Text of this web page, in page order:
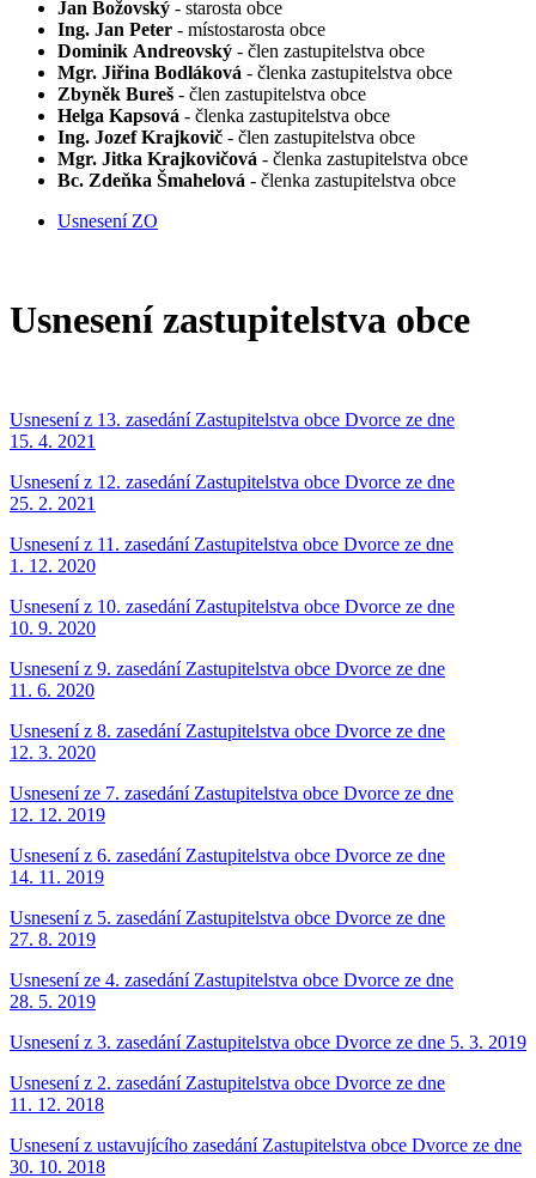
Jan Božovský - starosta obce
Ing. Jan Peter - místostarosta obce
Dominik Andreovský - člen zastupitelstva obce
Mgr. Jiřina Bodláková - členka zastupitelstva obce
Zbyněk Bureš - člen zastupitelstva obce
Helga Kapsová - členka zastupitelstva obce
Ing. Jozef Krajkovič - člen zastupitelstva obce
Mgr. Jitka Krajkovičová - členka zastupitelstva obce
Bc. Zdeňka Šmahelová - členka zastupitelstva obce
Usnesení ZO
Usnesení zastupitelstva obce
Usnesení z 13. zasedání Zastupitelstva obce Dvorce ze dne
15. 4. 2021
Usnesení z 12. zasedání Zastupitelstva obce Dvorce ze dne
25. 2. 2021
Usnesení z 11. zasedání Zastupitelstva obce Dvorce ze dne
1. 12. 2020
Usnesení z 10. zasedání Zastupitelstva obce Dvorce ze dne
10. 9. 2020
Usnesení z 9. zasedání Zastupitelstva obce Dvorce ze dne
11. 6. 2020
Usnesení z 8. zasedání Zastupitelstva obce Dvorce ze dne
12. 3. 2020
Usnesení ze 7. zasedání Zastupitelstva obce Dvorce ze dne
12. 12. 2019
Usnesení z 6. zasedání Zastupitelstva obce Dvorce ze dne
14. 11. 2019
Usnesení z 5. zasedání Zastupitelstva obce Dvorce ze dne
27. 8. 2019
Usnesení ze 4. zasedání Zastupitelstva obce Dvorce ze dne
28. 5. 2019
Usnesení z 3. zasedání Zastupitelstva obce Dvorce ze dne 5. 3. 2019
Usnesení z 2. zasedání Zastupitelstva obce Dvorce ze dne
11. 12. 2018
Usnesení z ustavujícího zasedání Zastupitelstva obce Dvorce ze dne
30. 10. 2018